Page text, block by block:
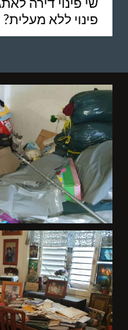
פינוי ללא מעלית?